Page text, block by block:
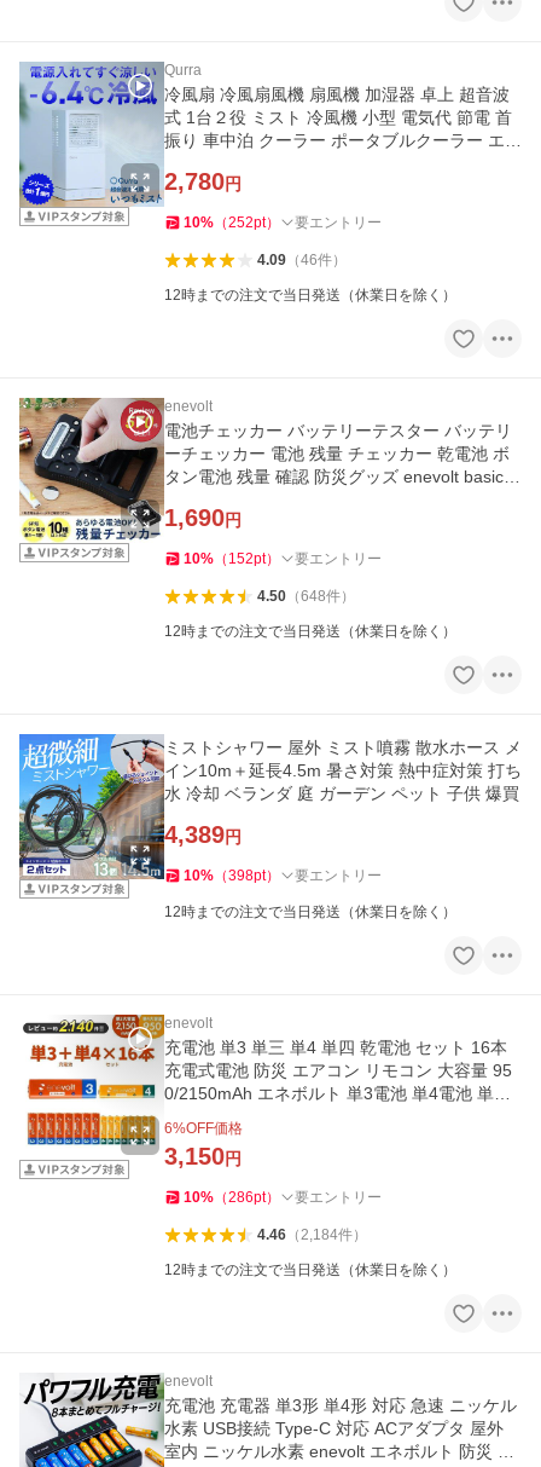
Qurra
冷風扇 冷風扇風機 扇風機 加湿器 卓上 超音波
式 1台２役 ミスト 冷風機 小型 電気代 節電 首
振り 車中泊 クーラー ポータブルクーラー エア
2,780円
10% （252pt） 要エントリー
4.09（46件）
12時までの注文で当日発送（休業日を除く）
enevolt
電池チェッカー バッテリーテスター バッテリ
ーチェッカー 電池 残量 チェッカー 乾電池 ボ
タン電池 残量 確認 防災グッズ enevolt basic
1,690円
10% （ 152pt） 要エントリー
4.50（648件）
12時までの注文で当日発送（休業日を除く）
ミストシャワー 屋外 ミスト噴霧 散水ホース メ
イン10m＋延長4.5m 暑さ対策 熱中症対策 打ち
水 冷却 ベランダ 庭 ガーデン ペット 子供 爆買
4,389円
10% （398pt） 要エントリー
12時までの注文で当日発送（休業日を除く）
enevolt
充電池 単3 単三 単4 単四 乾電池 セット 16本
充電式電池 防災 エアコン リモコン 大容量 95
0/2150mAh エネボルト 単3電池 単4電池 単三
6%OFF価格
3,150円
10% （286pt） 要エントリー
4.46（2,184件）
12時までの注文で当日発送（休業日を除く）
enevolt
充電池 充電器 単3形 単4形 対応 急速 ニッケル
水素 USB接続 Type-C 対応 ACアダプタ 屋外
室内 ニッケル水素 enevolt エネボルト 防災 爆